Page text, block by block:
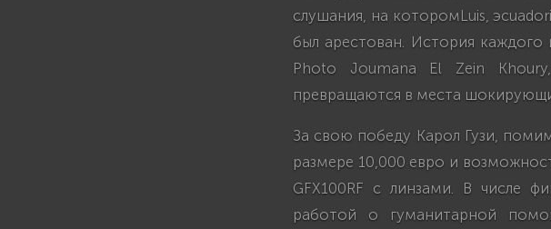
слушания, на которомLuis,
был арестован. История каждого
Photo Joumana El Zein
превращаются в места
За свою победу Карол Гузи,
размере 10,000 евро и
GFX100RF с линзами. В числе
работой о гуманитарной